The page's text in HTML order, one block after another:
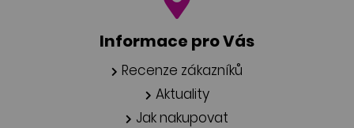
Informace pro Vás
Recenze zákazníků
Aktuality
Jak nakupovat